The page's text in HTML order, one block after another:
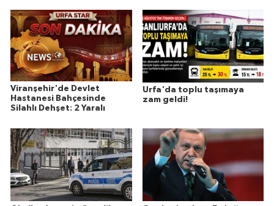
Viranşehir'de Devlet
Hastanesi Bahçesinde
Silahlı Dehşet: 2 Yaralı
Urfa'da toplu taşımaya
zam geldi!